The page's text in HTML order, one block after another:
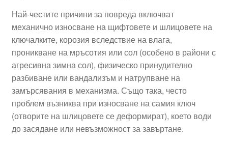
Най-честите причини за повреда включват
механично износване на щифтовете и шлицовете на
ключалките, корозия вследствие на влага,
проникване на мръсотия или сол (особено в райони с
агресивна зимна сол), физическо принудително
разбиване или вандализъм и натрупване на
замърсявания в механизма. Също така, често
проблем възниква при износване на самия ключ
(отворите на шлицовете се деформират), което води
до засядане или невъзможност за завъртане.